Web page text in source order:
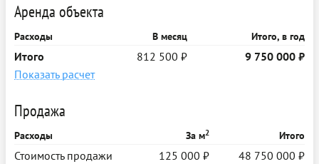
Аренда объекта
Расходы В месяц Итого, в год
Итого 812 500 ₽
9 750 000 ₽
Показать расчет
Продажа
Расходы За м2 Итого
Стоимость продажи 125 000 ₽ 48 750 000 ₽